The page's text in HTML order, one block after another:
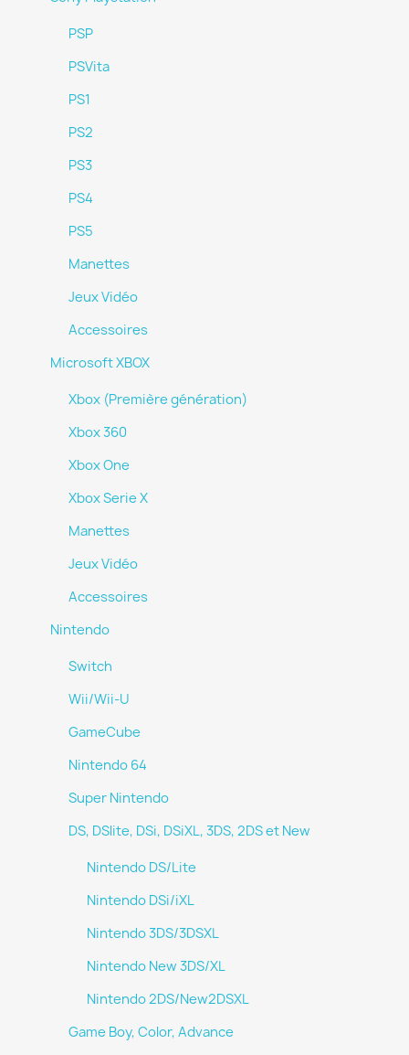
PSP
PSVita
PS1
PS2
PS3
PS4
PS5
Manettes
Jeux Vidéo
Accessoires
Microsoft XBOX
Xbox (Première génération)
Xbox 360
Xbox One
Xbox Serie X
Manettes
Jeux Vidéo
Accessoires
Nintendo
Switch
Wii/Wii-U
GameCube
Nintendo 64
Super Nintendo
DS, DSlite, DSi, DSiXL, 3DS, 2DS et New
Nintendo DS/Lite
Nintendo DSi/iXL
Nintendo 3DS/3DSXL
Nintendo New 3DS/XL
Nintendo 2DS/New2DSXL
Game Boy, Color, Advance